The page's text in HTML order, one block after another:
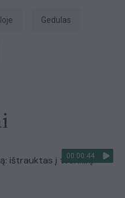
gedulas
00:00:44
ištrauktas į tvenkinį